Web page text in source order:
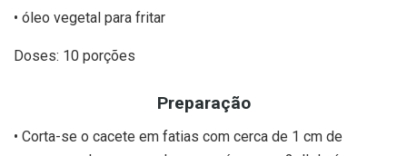
• óleo vegetal para fritar
Doses: 10 porções
Preparação
• Corta-se o cacete em fatias com cerca de 1 cm de